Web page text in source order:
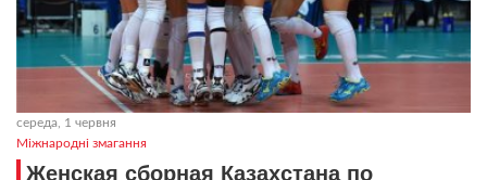
середа, 1 червня
Міжнародні змагання
Женская сборная Казахстана по